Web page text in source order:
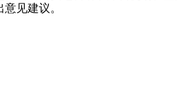
见建议。